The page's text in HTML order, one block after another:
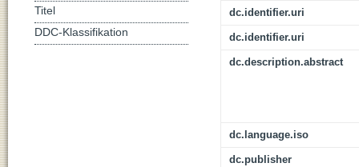
dc.identifier.uri
dc.identifier.uri
dc.description.abstract
dc.language.iso
dc.publisher
Titel
DDC-Klassifikation